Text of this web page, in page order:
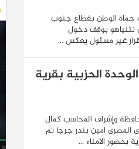
حماة الوطن بقطاع جنوب
نتنياهو بوقف دخول
"قرار غير مسئول يعكس ...
الحزبية بقرية
وإشراف المحاسب كمال
المصرى امين بندر جرجا تم
بحضور الامناء ...
الاتحاد العربي للنقل البري